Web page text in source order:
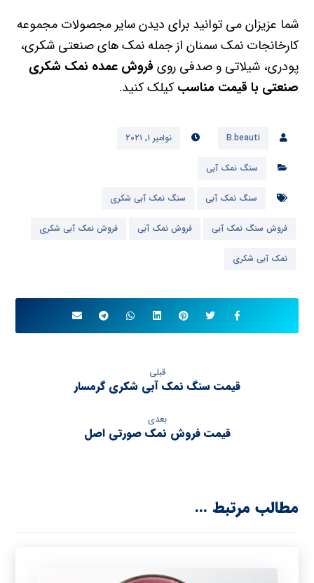
شما عزیزان می توانید برای دیدن سایر مجصولات مجموعه
کارخانجات نمک سمنان از جمله نمک های صنعتی شکری،
پودری، شیلاتی و صدفی روی فروش عمده نمک شکری
صنعتی با قیمت مناسب کیلک کنید.
B.beauti نوامبر ۱, ۲۰۲۱
سنگ نمک آبی
سنگ نمک آبی سنگ نمک آبی شکری
فروش سنگ نمک آبی فروش نمک آبی فروش نمک آبی شکری
نمک آبی شکری
قبلی
قیمت سنگ نمک آبی شکری گرمسار
بعدی
قیمت فروش نمک صورتی اصل
مطالب مرتبط ...